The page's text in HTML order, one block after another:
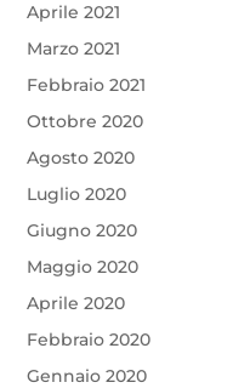
Aprile 2021
Marzo 2021
Febbraio 2021
Ottobre 2020
Agosto 2020
Luglio 2020
Giugno 2020
Maggio 2020
Aprile 2020
Febbraio 2020
Gennaio 2020